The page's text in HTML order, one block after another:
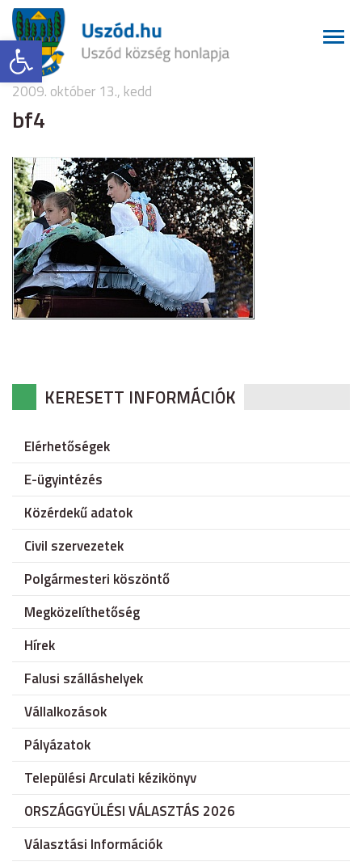
Eszköztár megnyitása
2009. október 13., kedd
bf4
KERESETT INFORMÁCIÓK
Elérhetőségek
E-ügyintézés
Közérdekű adatok
Civil szervezetek
Polgármesteri köszöntő
Megközelíthetőség
Hírek
Falusi szálláshelyek
Vállalkozások
Pályázatok
Települési Arculati kézikönyv
ORSZÁGGYÜLÉSI VÁLASZTÁS 2026
Választási Információk